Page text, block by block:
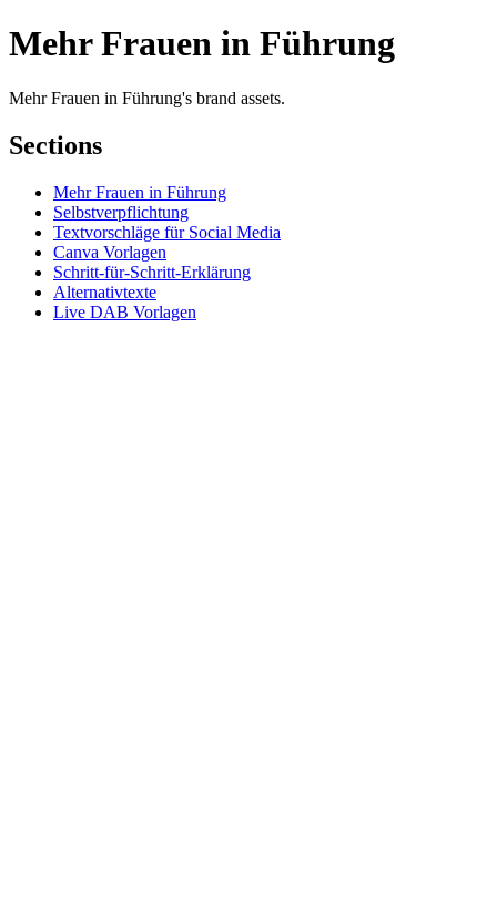
Mehr Frauen in Führung
Mehr Frauen in Führung's brand assets.
Sections
Mehr Frauen in Führung
Selbstverpflichtung
Textvorschläge für Social Media
Canva Vorlagen
Schritt-für-Schritt-Erklärung
Alternativtexte
Live DAB Vorlagen